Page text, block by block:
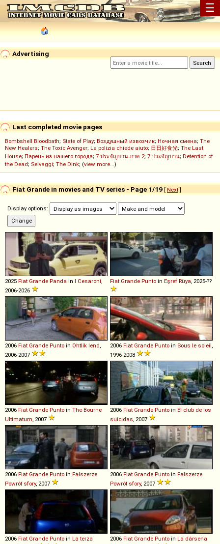
☰
Advertising
Last completed movie pages
Bombshell Bloodbath; State of Play; Воздушный извозчик; Ночная смена; The
New Healers; The Toxic Avenger; La polizia chiede aiuto; 日日好食光; The Last
House; Парень из нашего города; 7 ประจัญบาน ภาค 2; 7 ประจัญบาน; Detention of
the Dead; Selvaggi; The Dink; (view more...)
Fiat Grande in movies and TV series - Page 1/19 [ Next]
Display options:
2025 Fiat Grande Panda in I Cesaroni
2006-2026
Fiat Grande Punto in Eşref Rüya , 2025-??
2006 Fiat Grande Punto in Ohtlik lend
2006-2007
2006 Fiat Grande Punto in Sous le soleil
1996-2008
2006 Fiat Grande Punto in The Bourne
Ultimatum , 2007
2006 Fiat Grande Punto in El club de los
suicidas , 2007
2006 Fiat Grande Punto in Fałszerze.
Powrót sfory, 2007
2006 Fiat Grande Punto in Fałszerze.
Powrót sfory, 2007
2006 Fiat Grande Punto in La terza
2006 Fiat Grande Punto in La dársena